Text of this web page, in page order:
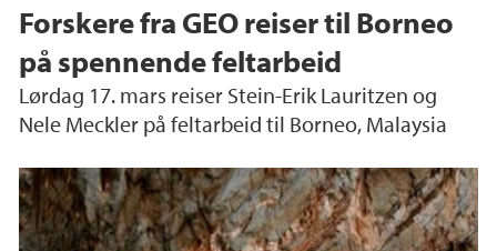
Forskere fra GEO reiser til Borneo
på spennende feltarbeid
Lørdag 17. mars reiser Stein-Erik Lauritzen og
Nele Meckler på feltarbeid til Borneo, Malaysia